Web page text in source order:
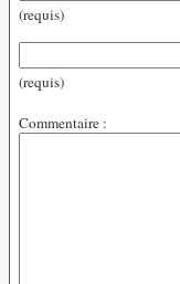
(requis)
(requis)
Commentaire :